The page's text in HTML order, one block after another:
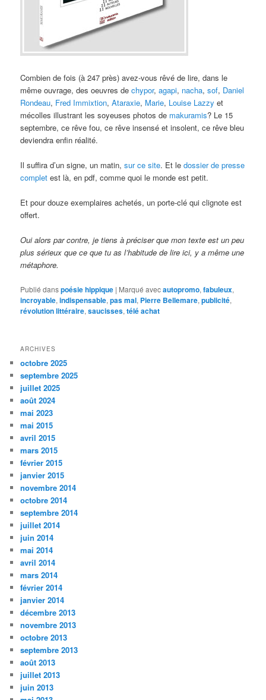
Combien de fois (à 247 près) avez-vous rêvé de lire, dans le
même ouvrage, des oeuvres dechypor,agapi, nacha,sof, Daniel
Rondeau, Fred Immixtion,Ataraxie, Marie, Louise Lazzy et
mécolles illustrant les soyeuses photos de makuramis? Le 15
septembre, ce rêve fou, ce rêve insensé et insolent, ce rêve bleu
deviendra enfin réalité.
Il suffira d’un signe, un matin,sur ce site. Et ledossier de presse
completest là, en pdf, comme quoi le monde est petit.
Et pour douze exemplaires achetés, un porte-clé qui clignote est
offert.
Oui alors par contre, je tiens à préciser que mon texte est un peu
plus sérieux que ce que tu as l’habitude de lire ici, y a même une
métaphore.
Publié danspoésie hippique | Marqué avecautopromo,fabuleux,
incroyable,indispensable,pas mal, Pierre Bellemare,publicité,
révolution littéraire,saucisses,télé achat
ARCHIVES
octobre 2025
septembre 2025
juillet 2025
août 2024
mai 2023
mai 2015
avril 2015
mars 2015
février 2015
janvier 2015
novembre 2014
octobre 2014
septembre 2014
juillet 2014
juin 2014
mai 2014
avril 2014
mars 2014
février 2014
janvier 2014
décembre 2013
novembre 2013
octobre 2013
septembre 2013
août 2013
juillet 2013
juin 2013